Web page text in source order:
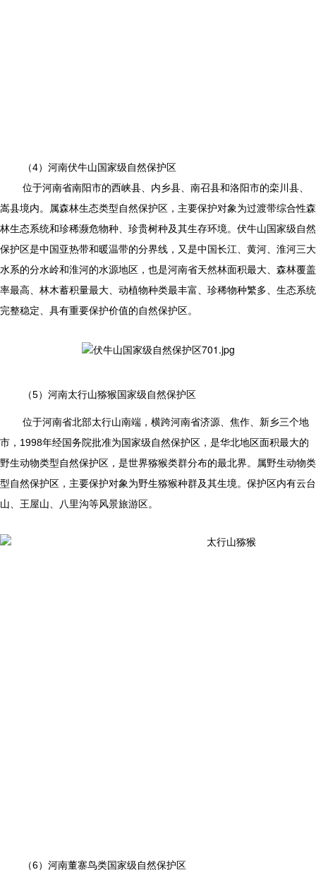
（4）河南伏牛山国家级自然保护区
位于河南省南阳市的西峡县、内乡县、南召县和洛阳市的栾川县、
嵩县境内。属森林生态类型自然保护区，主要保护对象为过渡带综合性森
林生态系统和珍稀濒危物种、珍贵树种及其生存环境。伏牛山国家级自然
保护区是中国亚热带和暖温带的分界线，又是中国长江、黄河、淮河三大
水系的分水岭和淮河的水源地区，也是河南省天然林面积最大、森林覆盖
率最高、林木蓄积量最大、动植物种类最丰富、珍稀物种繁多、生态系统
完整稳定、具有重要保护价值的自然保护区。
（5）河南太行山猕猴国家级自然保护区
位于河南省北部太行山南端，横跨河南省济源、焦作、新乡三个地
市，1998年经国务院批准为国家级自然保护区，是华北地区面积最大的
野生动物类型自然保护区，是世界猕猴类群分布的最北界。属野生动物类
型自然保护区，主要保护对象为野生猕猴种群及其生境。保护区内有云台
山、王屋山、八里沟等风景旅游区。
（6）河南董寨鸟类国家级自然保护区